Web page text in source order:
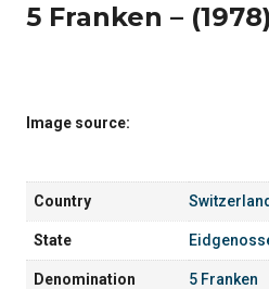
5 Franken – (1978)
Image source:
Country Switzerland
State
Denomination 5 Franken